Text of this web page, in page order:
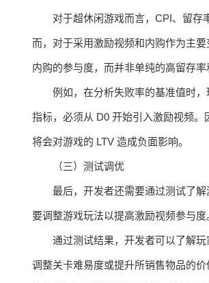
对于超休闲游戏而言，CPI、留存
而，对于采用激励视频和内购作为主
内购的参与度，而并非单纯的高留存
例如，在分析失败率的基准值时
指标，必须从 D0 开始引入激励视频。
将会对游戏的 LTV 造成负面影响。
（三）测试调优
最后，开发者还需要通过测试了
要调整游戏玩法以提高激励视频参与度
通过测试结果，开发者可以了解
调整关卡难易度或提升所销售物品的